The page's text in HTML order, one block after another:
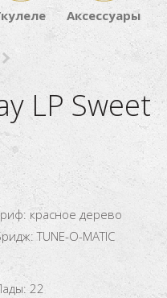
Аксессуары
LP Sweet
красное дерево
TUNE-O-MATIC
22